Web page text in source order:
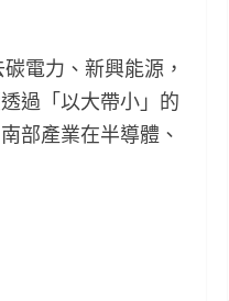
電力、新興能源，
過「以大帶小」的
部產業在半導體、